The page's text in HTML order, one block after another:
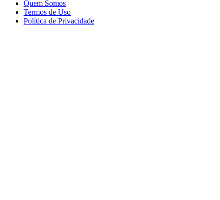
Quem Somos
Termos de Uso
Política de Privacidade